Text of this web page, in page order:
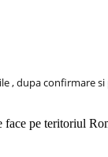
, dupa confirmare
face pe teritoriul